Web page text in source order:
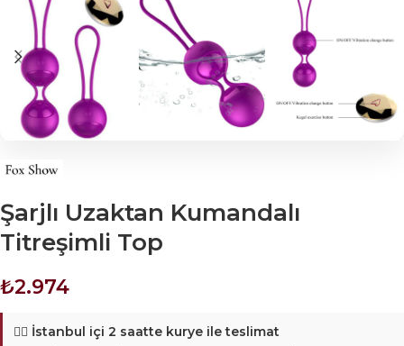
Şarjlı Uzaktan Kumandalı
Titreşimli Top
₺2.974
🚴‍♂️ İstanbul içi 2 saatte kurye ile teslimat